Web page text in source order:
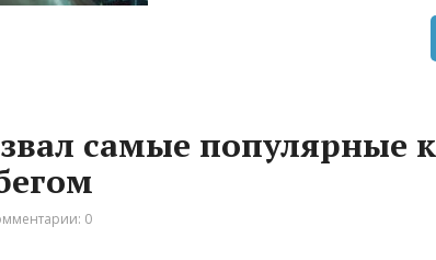
самые популярные
0